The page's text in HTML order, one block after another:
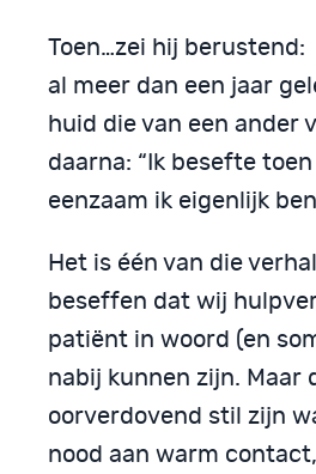
Toen…zei hij berustend:
al meer dan een jaar
huid die van een ander
daarna: “Ik besefte
eenzaam ik eigenlijk
Het is één van die
beseffen dat wij
patiënt in woord (en
nabij kunnen zijn. Maar
oorverdovend stil zijn
nood aan warm